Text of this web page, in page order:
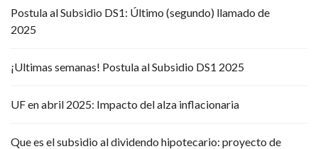
Postula al Subsidio DS1: Último (segundo) llamado de
2025
¡Ultimas semanas! Postula al Subsidio DS1 2025
UF en abril 2025: Impacto del alza inflacionaria
Que es el subsidio al dividendo hipotecario: proyecto de